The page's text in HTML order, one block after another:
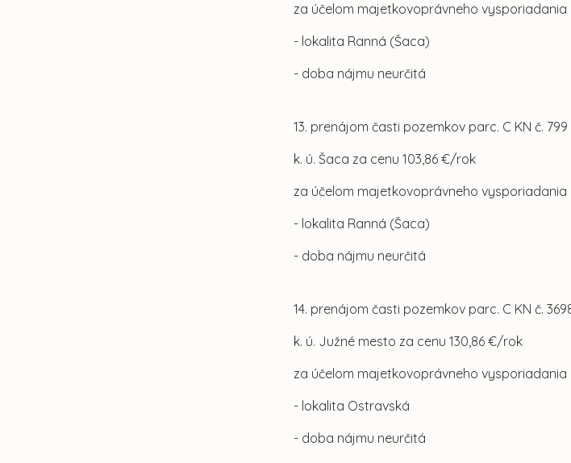
za účelom majetkovoprávneho
- lokalita Ranná (Šaca)
- doba nájmu neurčitá
13. prenájom časti pozemkov parc. C KN č.
k. ú. Šaca za cenu 103,86 €/rok
za účelom majetkovoprávneho
- lokalita Ranná (Šaca)
- doba nájmu neurčitá
14. prenájom časti pozemkov parc. C KN č.
k. ú. Južné mesto za cenu 130,86 €/rok
za účelom majetkovoprávneho
- lokalita Ostravská
- doba nájmu neurčitá